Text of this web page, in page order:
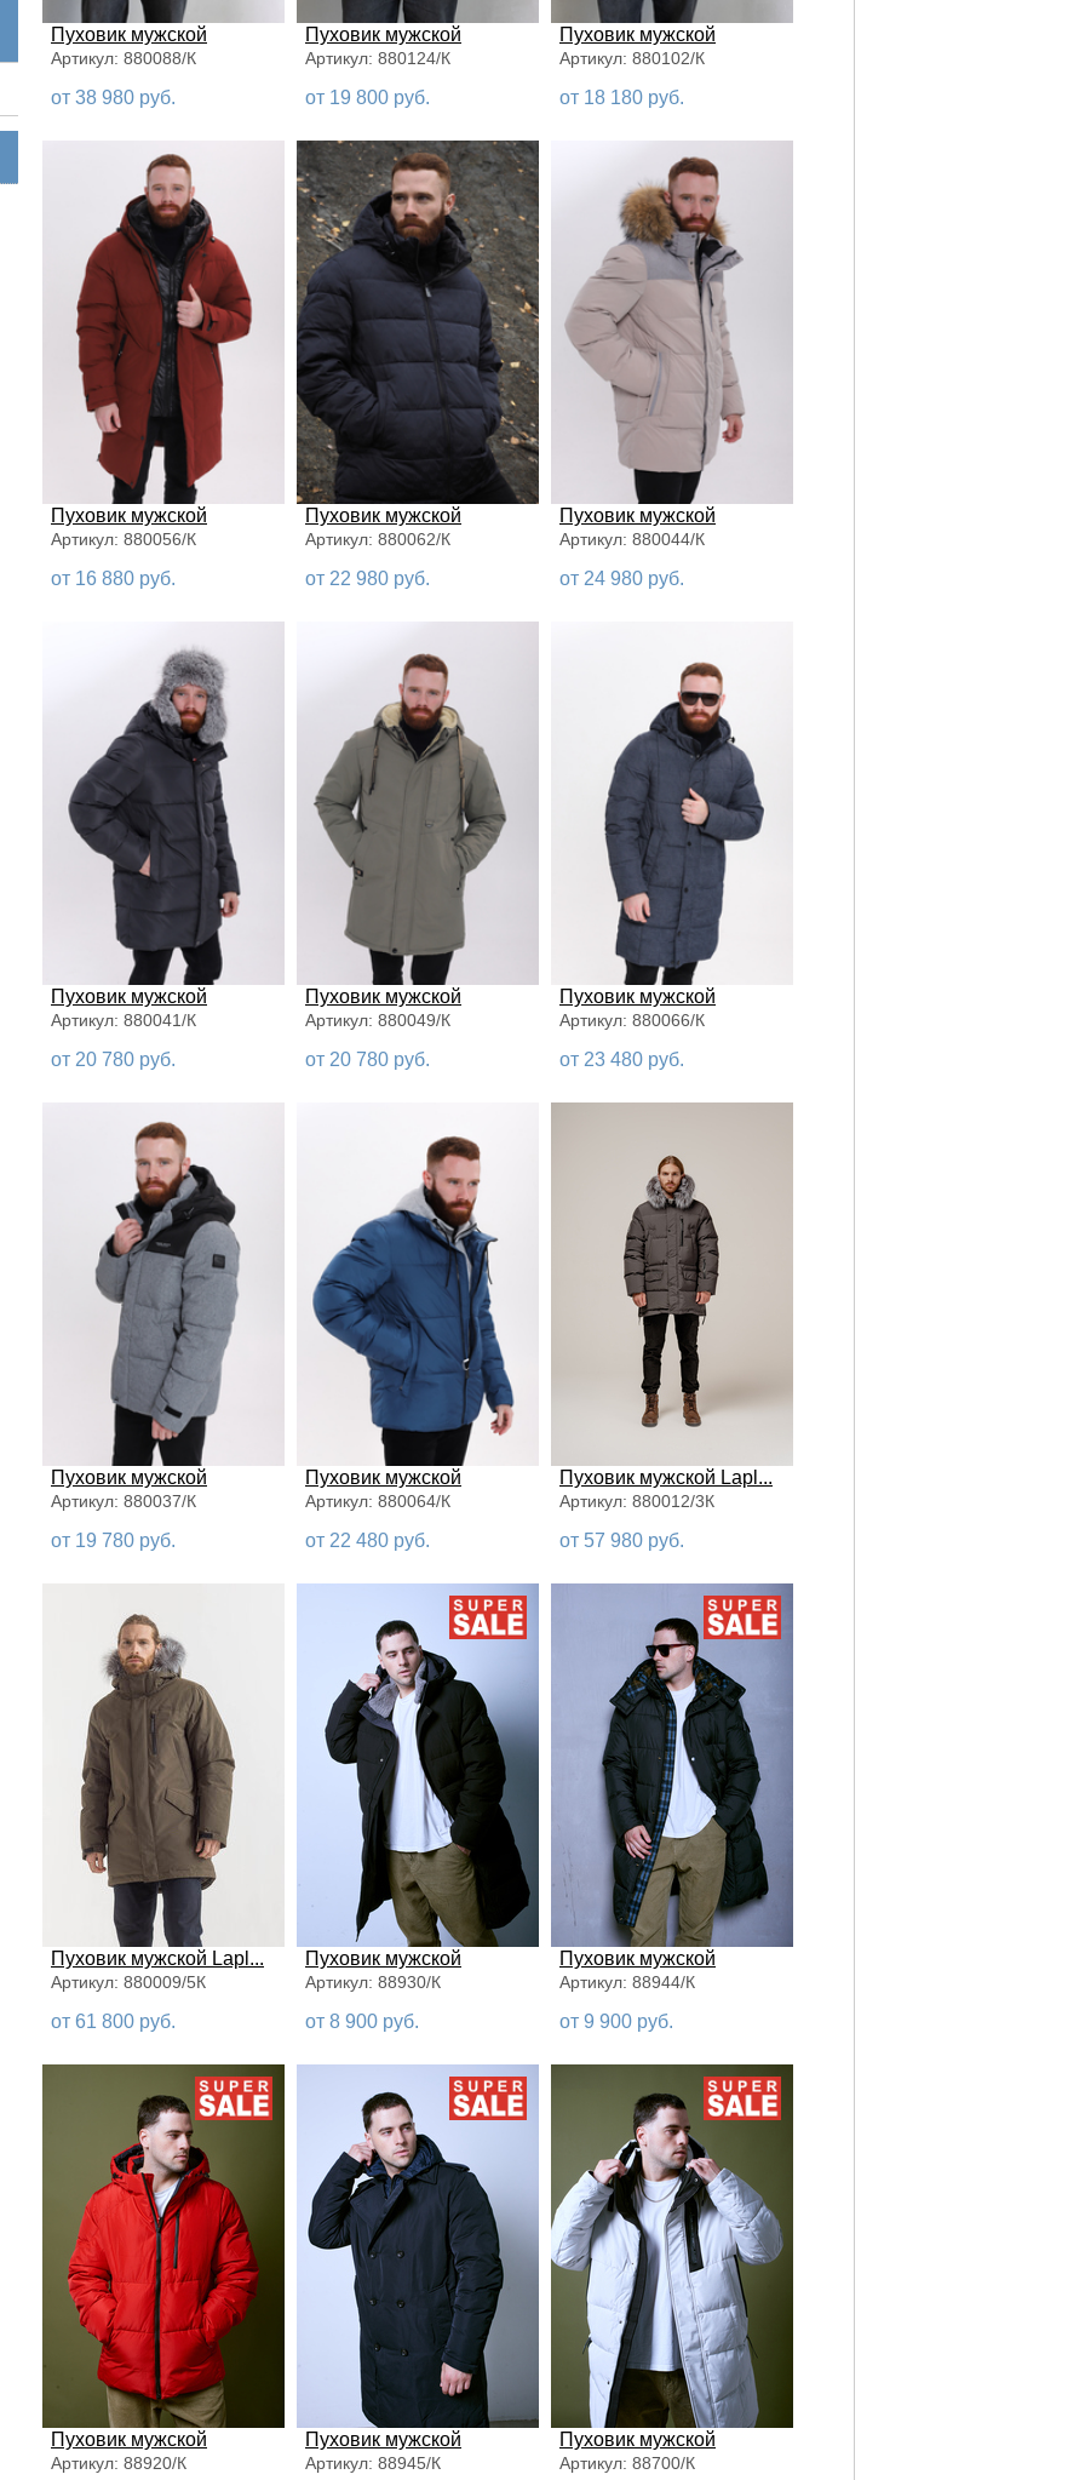
Пуховик мужской
Артикул: 880088/К
от 38 980 руб.
Пуховик мужской
Артикул: 880124/К
от 19 800 руб.
Пуховик мужской
Артикул: 880102/К
от 18 180 руб.
Пуховик мужской
Артикул: 880056/К
от 16 880 руб.
Пуховик мужской
Артикул: 880062/К
от 22 980 руб.
Пуховик мужской
Артикул: 880044/К
от 24 980 руб.
Пуховик мужской
Артикул: 880041/К
от 20 780 руб.
Пуховик мужской
Артикул: 880049/К
от 20 780 руб.
Пуховик мужской
Артикул: 880066/К
от 23 480 руб.
Пуховик мужской
Артикул: 880037/К
от 19 780 руб.
Пуховик мужской
Артикул: 880064/К
от 22 480 руб.
Пуховик мужской Lapl...
Артикул: 880012/3К
от 57 980 руб.
Пуховик мужской Lapl...
Артикул: 880009/5К
от 61 800 руб.
Пуховик мужской
Артикул: 88930/К
от 8 900 руб.
Пуховик мужской
Артикул: 88944/К
от 9 900 руб.
Пуховик мужской
Артикул: 88920/К
Пуховик мужской
Артикул: 88945/К
Пуховик мужской
Артикул: 88700/К